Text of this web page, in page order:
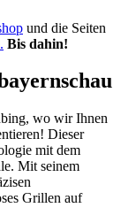
und die Seiten
Bis dahin!
wo wir Ihnen
Dieser
mit dem
Mit seinem
Grillen auf